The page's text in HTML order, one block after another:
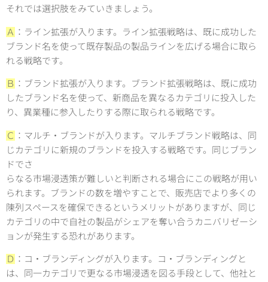
それでは選択肢をみていきましょう。
Ａ ：ライン拡張が入ります。ライン拡張戦略は、既に成功した
ブランド名を使って既存製品の製品ラインを広げる場合に取ら
れる戦略です。
Ｂ ：ブランド拡張が入ります。ブランド拡張戦略は、既に成功
したブランド名を使って、新商品を異なるカテゴリに投入した
り、異業種に参入したりする際に取られる戦略です。
Ｃ ：マルチ・ブランドが入ります。マルチブランド戦略は、同
じカテゴリに新規のブランドを投入する戦略です。同じブラン
ドでさ
らなる市場浸透策が難しいと判断される場合にこの戦略が用い
られます。ブランドの数を増やすことで、販売店でより多くの
陳列スペースを確保できるというメリットがありますが、同じ
カテゴリの中で自社の製品がシェアを奪い合うカニバリゼーシ
ョンが発生する恐れがあります。
Ｄ ：コ・ブランディングが入ります。コ・ブランディングと
は、同一カテゴリで更なる市場浸透を図る手段として、他社と